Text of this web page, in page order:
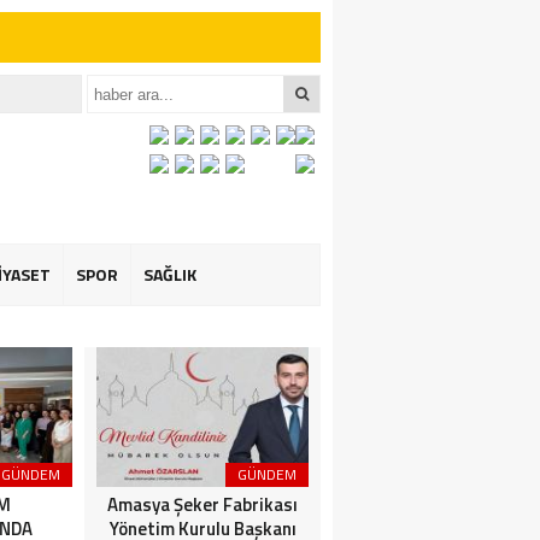
İçin Anlamlı
SPOR SAĞLIK
GÜNDEM GÜNDEM
Amasya Şeker Fabrikası
Yönetim Kurulu Başkanı